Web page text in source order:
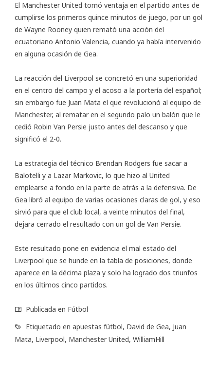
El Manchester United tomó ventaja en el partido antes de
cumplirse los primeros quince minutos de juego, por un gol
de Wayne Rooney quien remató una acción del
ecuatoriano Antonio Valencia, cuando ya había intervenido
en alguna ocasión de Gea.
La reacción del Liverpool se concretó en una superioridad
en el centro del campo y el acoso a la portería del español;
sin embargo fue Juan Mata el que revolucionó al equipo de
Manchester, al rematar en el segundo palo un balón que le
cedió Robin Van Persie justo antes del descanso y que
significó el 2-0.
La estrategia del técnico Brendan Rodgers fue sacar a
Balotelli y a Lazar Markovic, lo que hizo al United
emplearse a fondo en la parte de atrás a la defensiva. De
Gea libró al equipo de varias ocasiones claras de gol, y eso
sirvió para que el club local, a veinte minutos del final,
dejara cerrado el resultado con un gol de Van Persie.
Este resultado pone en evidencia el mal estado del
Liverpool que se hunde en la tabla de posiciones, donde
aparece en la décima plaza y solo ha logrado dos triunfos
en los últimos cinco partidos.
Publicada en Fútbol
Etiquetado en apuestas fútbol, David de Gea, Juan
Mata, Liverpool, Manchester United, WilliamHill